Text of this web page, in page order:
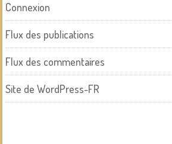
Connexion
Flux des publications
Flux des commentaires
Site de WordPress-FR